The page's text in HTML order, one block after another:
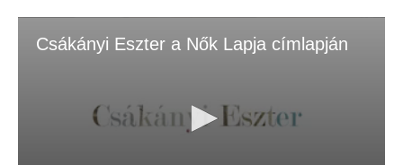
Csákányi Eszter a Nők Lapja címlapján